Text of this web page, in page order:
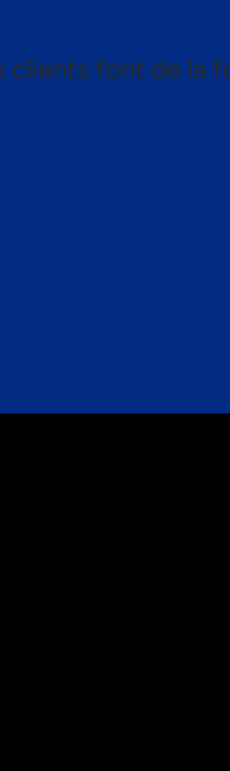
clients font de la